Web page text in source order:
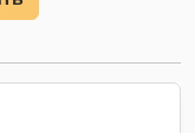
Acmorf